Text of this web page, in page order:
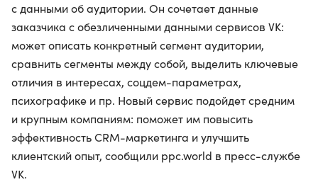
с данными об аудитории. Он сочетает данные
заказчика с обезличенными данными сервисов VK:
может описать конкретный сегмент аудитории,
сравнить сегменты между собой, выделить ключевые
отличия в интересах, соцдем-параметрах,
психографике и пр. Новый сервис подойдет средним
и крупным компаниям: поможет им повысить
эффективность CRM-маркетинга и улучшить
клиентский опыт, сообщили ppc.world в пресс-службе
VK.